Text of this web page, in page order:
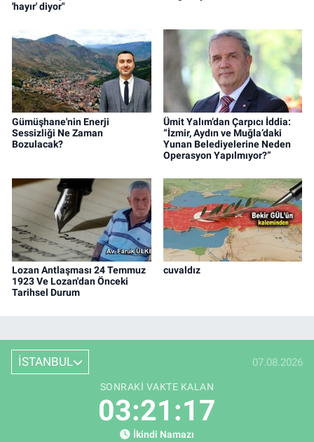
'hayır' diyor"
Gümüşhane'nin Enerji
Sessizliği Ne Zaman
Bozulacak?
Ümit Yalım’dan Çarpıcı İddia:
“İzmir, Aydın ve Muğla’daki
Yunan Belediyelerine Neden
Operasyon Yapılmıyor?”
Lozan Antlaşması 24 Temmuz
1923 Ve Lozan'dan Önceki
Tarihsel Durum
cuvaldız
İSTANBUL 07.08.2026
SONRAKI VAKTE KALAN
03:21:16
İkindi Namazı